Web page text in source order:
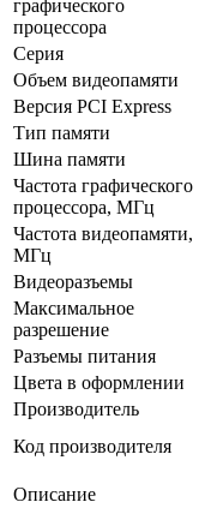
графического
процессора
Серия
Объем видеопамяти
Версия PCI Express
Тип памяти
Шина памяти
Частота графического
процессора, МГц
Частота видеопамяти,
МГц
Видеоразъемы
Максимальное
разрешение
Разъемы питания
Цвета в оформлении
Производитель
Код производителя
Описание